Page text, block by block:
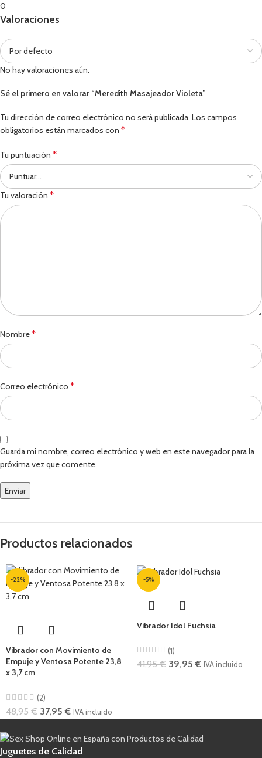
0
Valoraciones
No hay valoraciones aún.
Sé el primero en valorar “Meredith Masajeador Violeta”
Tu dirección de correo electrónico no será publicada. Los campos
obligatorios están marcados con *
Tu puntuación *
Tu valoración *
Nombre*
Correo electrónico *
Guarda mi nombre, correo electrónico y web en este navegador para la
próxima vez que comente.
Productos relacionados
-22%
Vibrador con Movimiento de
Empuje y Ventosa Potente 23,8
x 3,7 cm
(2)
48,95€ 37,95€ IVA incluido
-5%
Vibrador Idol Fuchsia
(1)
41,95€ 39,95€ IVA incluido
Juguetes de Calidad